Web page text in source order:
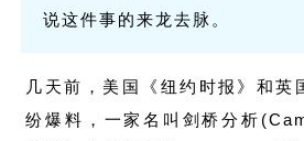
说这件事的来龙去脉。
几天前，美国《纽约时报》和英
纷爆料，一家名叫剑桥分析